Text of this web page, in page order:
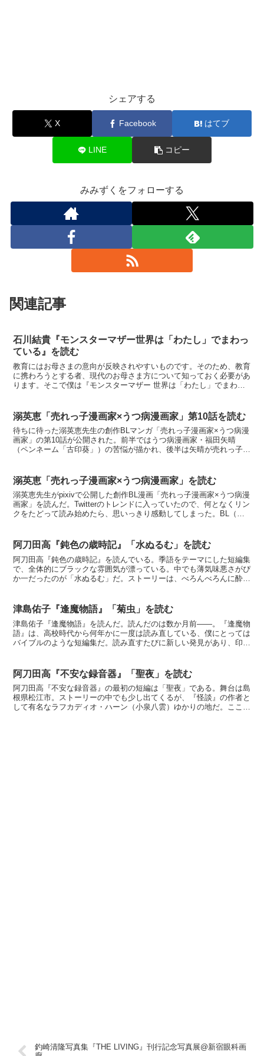
シェアする
X Facebook はてブ
LINE コピー
みみずくをフォローする
関連記事
石川結貴『モンスターマザー世界は「わたし」でまわっ
ている』を読む
教育にはお母さまの意向が反映されやすいものです。そのため、教育
に携わろうとする者、現代のお母さま方について知っておく必要があ
ります。そこで僕は『モンスターマザー 世界は「わたし」でまわっ
溺英恵「売れっ子漫画家×うつ病漫画家」第10話を読む
待ちに待った溺英恵先生の創作BLマンガ「売れっ子漫画家×うつ病漫
画家」の第10話が公開された。前半ではうつ病漫画家・福田矢晴
（ペンネーム「古印葵」）の苦悩が描かれ、後半は矢晴が売れっ子漫
溺英恵「売れっ子漫画家×うつ病漫画家」を読む
溺英恵先生がpixivで公開した創作BL漫画「売れっ子漫画家×うつ病漫
画家」を読んだ。Twitterのトレンドに入っていたので、何となくリン
クをたどって読み始めたら、思いっきり感動してしまった。BL（ボ
阿刀田高『鈍色の歳時記』「水ぬるむ」を読む
阿刀田高『鈍色の歳時記』を読んでいる。季語をテーマにした短編集
で、全体的にブラックな雰囲気が漂っている。中でも薄気味悪さがぴ
か一だったのが「水ぬるむ」だ。ストーリーは、べろんべろんに酔っ
津島佑子『逢魔物語』「菊虫」を読む
津島佑子『逢魔物語』を読んだ。読んだのは数か月前――。『逢魔物
語』は、高校時代から何年かに一度は読み直している、僕にとっては
バイブルのような短編集だ。読み直すたびに新しい発見があり、印象
阿刀田高『不安な録音器』「聖夜」を読む
阿刀田高『不安な録音器』の最初の短編は「聖夜」である。舞台は島
根県松江市。ストーリーの中でも少し出てくるが、『怪談』の作者と
して有名なラフカディオ・ハーン（小泉八雲）ゆかりの地だ。ここは
釣崎清隆写真集『THE LIVING』刊行記念写真展@新宿眼科画